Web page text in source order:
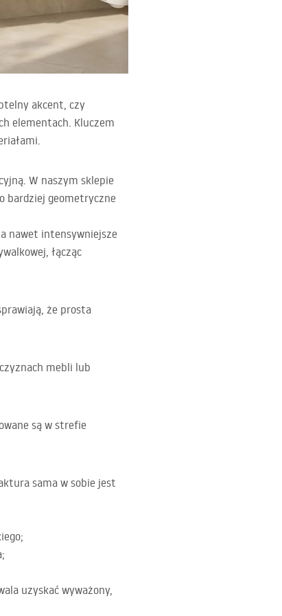
akcent, czy
elementach. Kluczem
W naszym sklepie
bardziej geometryczne
nawet intensywniejsze
łącząc
że prosta
mebli lub
są w strefie
sama w sobie jest
uzyskać wyważony,